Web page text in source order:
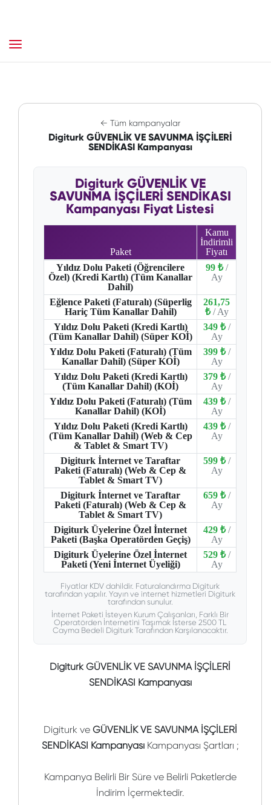
← Tüm kampanyalar
Digiturk GÜVENLİK VE SAVUNMA İŞÇİLERİ
SENDİKASI Kampanyası
Digiturk GÜVENLİK VE
SAVUNMA İŞÇİLERİ SENDİKASI
Kampanyası Fiyat Listesi
Paket
Kamu
İndirimli
Fiyatı
Yıldız Dolu Paketi (Öğrencilere
Özel) (Kredi Kartlı) (Tüm Kanallar
Dahil)
99 ₺ /
Ay
Eğlence Paketi (Faturalı) (Süperlig
Hariç Tüm Kanallar Dahil)
261,75
₺ / Ay
Yıldız Dolu Paketi (Kredi Kartlı)
(Tüm Kanallar Dahil) (Süper KOİ)
349 ₺ /
Ay
Yıldız Dolu Paketi (Faturalı) (Tüm
Kanallar Dahil) (Süper KOİ)
399 ₺ /
Ay
Yıldız Dolu Paketi (Kredi Kartlı)
(Tüm Kanallar Dahil) (KOİ)
379 ₺ /
Ay
Yıldız Dolu Paketi (Faturalı) (Tüm
Kanallar Dahil) (KOİ)
439 ₺ /
Ay
Yıldız Dolu Paketi (Kredi Kartlı)
(Tüm Kanallar Dahil) (Web & Cep
& Tablet & Smart TV)
439 ₺ /
Ay
Digiturk İnternet ve Taraftar
Paketi (Faturalı) (Web & Cep &
Tablet & Smart TV)
599 ₺ /
Ay
Digiturk İnternet ve Taraftar
Paketi (Faturalı) (Web & Cep &
Tablet & Smart TV)
659 ₺ /
Ay
Digiturk Üyelerine Özel İnternet
Paketi (Başka Operatörden Geçiş)
429 ₺ /
Ay
Digiturk Üyelerine Özel İnternet
Paketi (Yeni İnternet Üyeliği)
529 ₺ /
Ay
Fiyatlar KDV dahildir. Faturalandırma Digiturk
tarafından yapılır. Yayın ve internet hizmetleri Digiturk
tarafından sunulur.
İnternet Paketi İsteyen Kurum Çalışanları, Farklı Bir
Operatörden İnternetini Taşımak İsterse 2500 TL
Cayma Bedeli Digiturk Tarafından Karşılanacaktır.
Digiturk GÜVENLİK VE SAVUNMA İŞÇİLERİ
SENDİKASI Kampanyası
Digiturk ve GÜVENLİK VE SAVUNMA İŞÇİLERİ
SENDİKASI KampanyasıKampanyası Şartları ;
Kampanya Belirli Bir Süre ve Belirli Paketlerde
İndirim İçermektedir.